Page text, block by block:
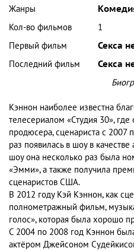
Жанры
Кол-во фильмов
1
Первый фильм
Секса
Последний фильм
Секса
Кэннон наиболее известна
телесериалом «Студия 30», где
продюсера, сценариста с 2007
раз появилась в шоу в
шоу она несколько раз была
«Эмми», а также получила
сценаристов США.
В 2012 году Кэй Кэннон, как
полнометражный фильм,
голос», которая была хорошо
С 2004 по 2008 год Кэннон
актёром Джейсоном